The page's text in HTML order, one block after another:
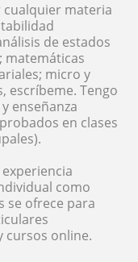
materia
de estados
matemáticas
micro y
escríbeme. Tengo
enseñanza
en clases
como
se ofrece para
cursos online.